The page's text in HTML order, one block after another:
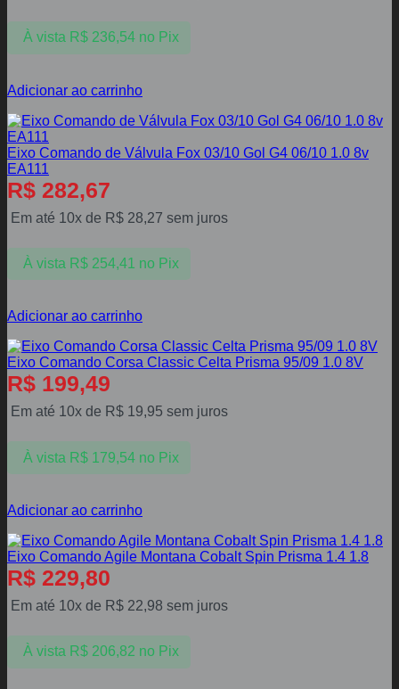
À vista R$236,54 no Pix
Adicionar ao carrinho
Eixo Comando de Válvula Fox 03/10 Gol G4 06/10 1.0 8v
EA111
R$ 282,67
Em até 10x de R$ 28,27 sem juros
À vista R$254,41 no Pix
Adicionar ao carrinho
Eixo Comando Corsa Classic Celta Prisma 95/09 1.0 8V
R$ 199,49
Em até 10x de R$ 19,95 sem juros
À vista R$179,54 no Pix
Adicionar ao carrinho
Eixo Comando Agile Montana Cobalt Spin Prisma 1.4 1.8
R$ 229,80
Em até 10x de R$ 22,98 sem juros
À vista R$206,82 no Pix